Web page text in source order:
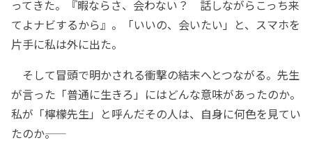
ってきた。『暇ならさ、会わない？ 話しながらこっち来
てよナビするから』。「いいの、会いたい」と、スマホを
片手に私は外に出た。
そして冒頭で明かされる衝撃の結末へとつながる。先生
が言った「普通に生きろ」にはどんな意味があったのか。
私が「檸檬先生」と呼んだその人は、自身に何色を見てい
たのか――。